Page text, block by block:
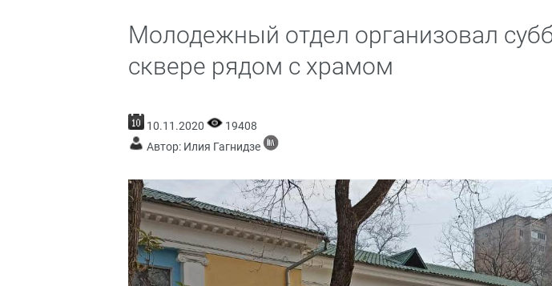
Молодежный отдел организовал
сквере рядом с храмом
10.11.2020
19408
Автор: Илия Гагнидзе